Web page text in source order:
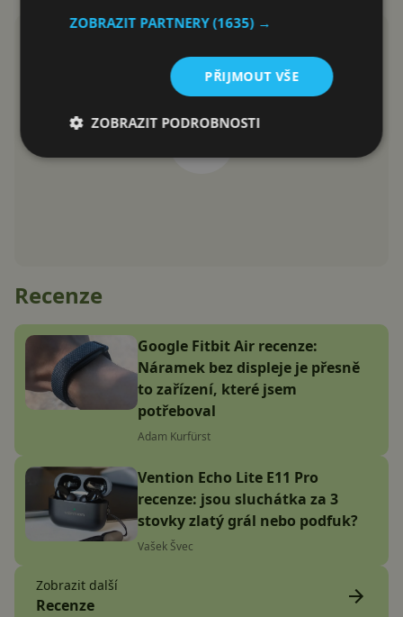
Recenze
Google Fitbit Air recenze:
Náramek bez displeje je přesně
to zařízení, které jsem
potřeboval
Adam Kurfürst
Vention Echo Lite E11 Pro
recenze: jsou sluchátka za 3
stovky zlatý grál nebo podfuk?
Vašek Švec
Zobrazit další
Recenze
ZOBRAZIT PARTNERY(1635) →
PŘIJMOUT VŠE
ZOBRAZIT PODROBNOSTI